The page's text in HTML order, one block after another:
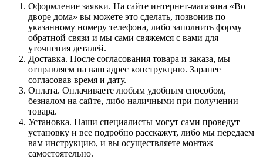
Оформление заявки. На сайте интернет-магазина «Во
дворе дома» вы можете это сделать, позвонив по
указанному номеру телефона, либо заполнить форму
обратной связи и мы сами свяжемся с вами для
уточнения деталей.
Доставка. После согласования товара и заказа, мы
отправляем на ваш адрес конструкцию. Заранее
согласовав время и дату.
Оплата. Оплачиваете любым удобным способом,
безналом на сайте, либо наличными при получении
товара.
Установка. Наши специалисты могут сами проведут
установку и все подробно расскажут, либо мы передаем
вам инструкцию, и вы осуществляете монтаж
самостоятельно.